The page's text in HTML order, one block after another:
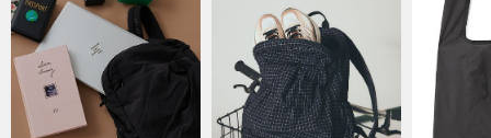
le
ル
le coq sportif
ルコックスポルティフ
LeSportsac